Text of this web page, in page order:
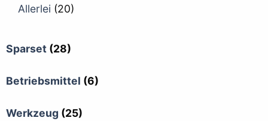
Allerlei (20)
Sparset (28)
Betriebsmittel (6)
Werkzeug (25)